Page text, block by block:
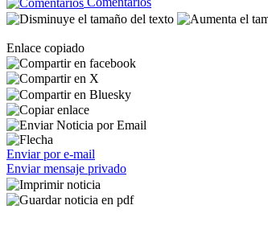
Enlace copiado
Enviar por e-mail
Enviar mensaje privado